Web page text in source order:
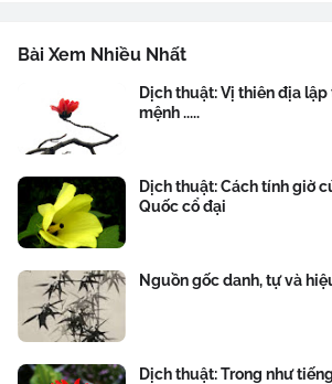
Bài Xem Nhiều Nhất
Dịch thuật: Vị thiên địa
mệnh .....
Dịch thuật: Cách tính giờ
Quốc cổ đại
Nguồn gốc danh, tự và
Dịch thuật: Trong như